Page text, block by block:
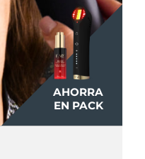
AHORRA
EN PACK